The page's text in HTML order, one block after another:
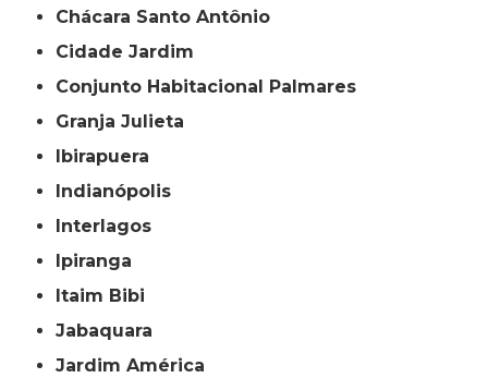
Chácara Santo Antônio
Cidade Jardim
Conjunto Habitacional Palmares
Granja Julieta
Ibirapuera
Indianópolis
Interlagos
Ipiranga
Itaim Bibi
Jabaquara
Jardim América